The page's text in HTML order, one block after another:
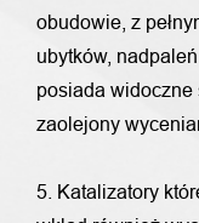
obudowie, z
ubytków,
posiada widoczne
zaolejony
5. Katalizatory